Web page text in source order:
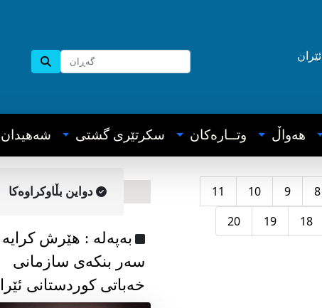
ئێران
هه‌واڵ وتــاره‌کان سکرتێری گشتی شه‌هیدان
8
9
10
11
18
19
20
دواین بڵاوکراوه‌کا
به‌په‌له‌ : هێرش کرایە
سەر بنکەی سازمانی
خەباتی کوردستانی